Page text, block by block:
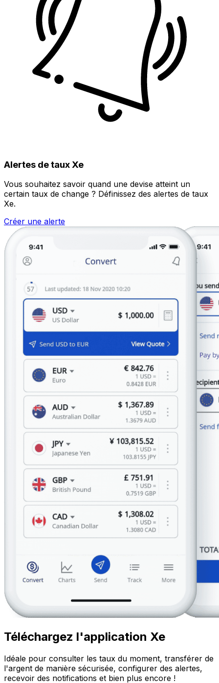
Alertes de taux Xe
Vous souhaitez savoir quand une devise atteint un
certain taux de change ? Définissez des alertes de taux
Xe.
Créer une alerte
Téléchargez l'application Xe
Idéale pour consulter les taux du moment, transférer de
l'argent de manière sécurisée, configurer des alertes,
recevoir des notifications et bien plus encore !